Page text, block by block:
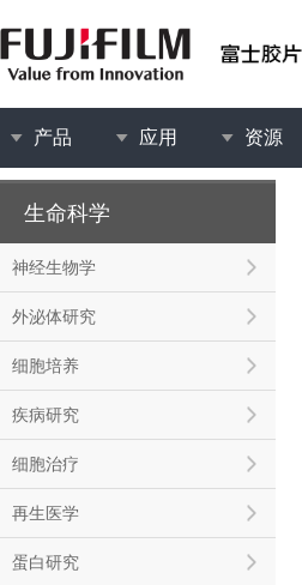
产品 应用 资源
生命科学
神经生物学
外泌体研究
细胞培养
疾病研究
细胞治疗
再生医学
蛋白研究